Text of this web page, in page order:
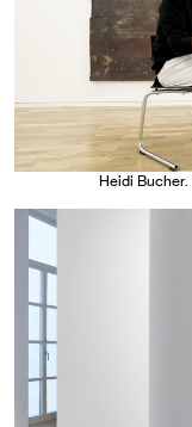
Heidi Bucher.